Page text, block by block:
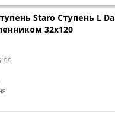
Staro Ступень L
32x120
-99